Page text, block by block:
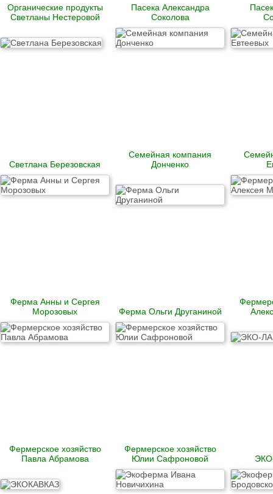
Органические продукты
Светланы Нестеровой
Пасека Александра
Соколова
Светлана Березовская
Семейная компания
Донченко
Ферма Анны и Сергея
Морозовых
Ферма Ольги Друганиной
Фермерское хозяйство
Павла Абрамова
Фермерское хозяйство
Юлии Сафроновой